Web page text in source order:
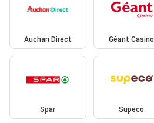
Auchan Direct Géant Casino
Spar Supeco